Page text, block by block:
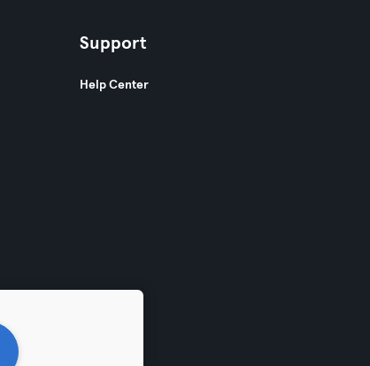
Support
Help Center